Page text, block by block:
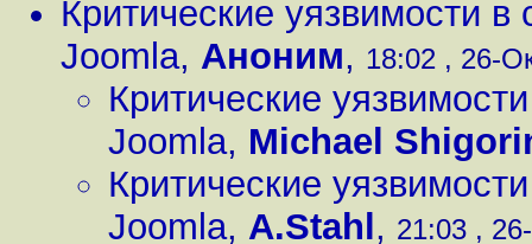
Критические уязвимости
Joomla, Аноним, 18:02 , 26-
Критические
Joomla, Michael
Критические
Joomla, A.Stahl , 21:03 ,